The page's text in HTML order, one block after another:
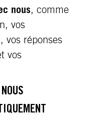
nous, comme
vos
vos réponses
vos